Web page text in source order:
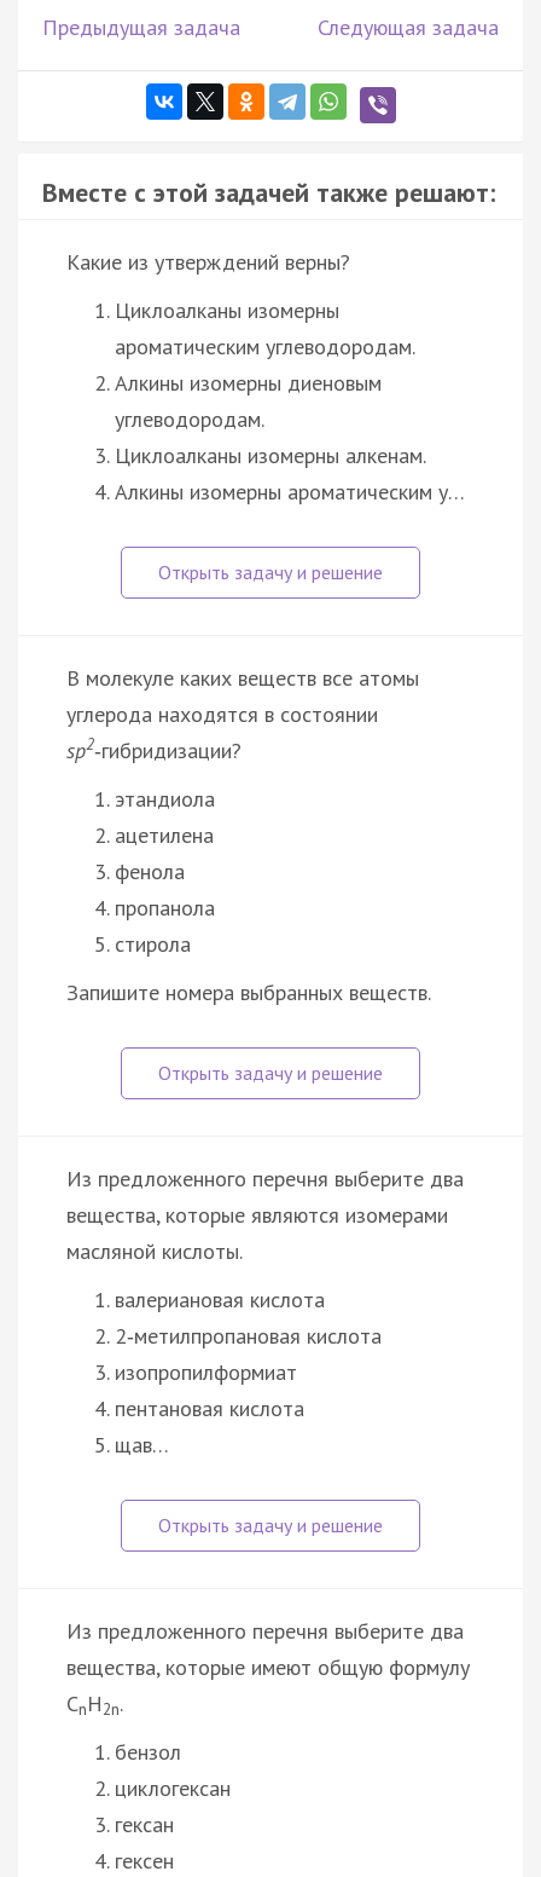
Предыдущая задача Следующая задача
Вместе с этой задачей также решают:
Какие из утверждений верны?
Циклоалканы изомерны
ароматическим углеводородам.
Алкины изомерны диеновым
углеводородам.
Циклоалканы изомерны алкенам.
Алкины изомерны ароматическим у…
В молекуле каких веществ все атомы
углерода находятся в состоянии
sp2‑гибридизации?
этандиола
ацетилена
фенола
пропанола
стирола
Запишите номера выбранных веществ.
Из предложенного перечня выберите два
вещества, которые являются изомерами
масляной кислоты.
валериановая кислота
2‑метилпропановая кислота
изопропилформиат
пентановая кислота
щав…
Из предложенного перечня выберите два
вещества, которые имеют общую формулу
СnH2n.
бензол
циклогексан
гексан
гексен